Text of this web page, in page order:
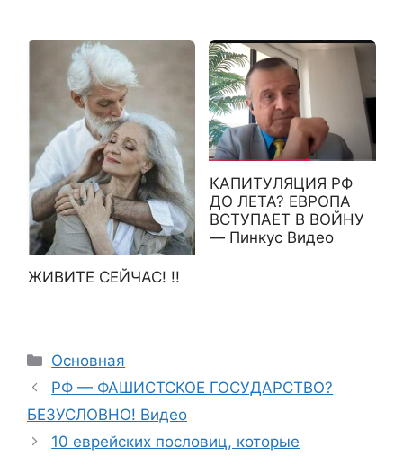
ЖИВИТЕ СЕЙЧАС! !!
КАПИТУЛЯЦИЯ РФ
ДО ЛЕТА? ЕВРОПА
ВСТУПАЕТ В ВОЙНУ
— Пинкус Видео
Рубрики
Основная
РФ — ФАШИСТСКОЕ ГОСУДАРСТВО?
БЕЗУСЛОВНО! Видео
10 еврейских пословиц, которые